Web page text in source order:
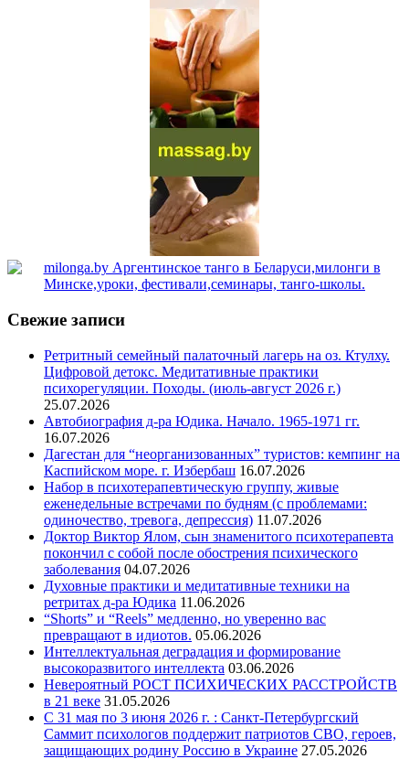
Свежие записи
Ретритный семейный палаточный лагерь на оз. Ктулху.
Цифровой детокс. Медитативные практики
психорегуляции. Походы. (июль-август 2026 г.)
25.07.2026
Автобиография д-ра Юдика. Начало. 1965-1971 гг.
16.07.2026
Дагестан для “неорганизованных” туристов: кемпинг на
Каспийском море. г. Избербаш 16.07.2026
Набор в психотерапевтическую группу, живые
еженедельные встречами по будням (с проблемами:
одиночество, тревога, депрессия) 11.07.2026
Доктор Виктор Ялом, сын знаменитого психотерапевта
покончил с собой после обострения психического
заболевания 04.07.2026
Духовные практики и медитативные техники на
ретритах д-ра Юдика 11.06.2026
“Shorts” и “Reels” медленно, но уверенно вас
превращают в идиотов. 05.06.2026
Интеллектуальная деградация и формирование
высокоразвитого интеллекта 03.06.2026
Невероятный РОСТ ПСИХИЧЕСКИХ РАССТРОЙСТВ
в 21 веке 31.05.2026
С 31 мая по 3 июня 2026 г. : Санкт-Петербургский
Саммит психологов поддержит патриотов СВО, героев,
защищающих родину Россию в Украине 27.05.2026